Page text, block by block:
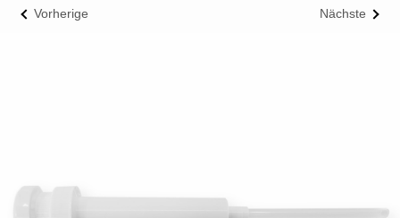
Vorherige Nächste